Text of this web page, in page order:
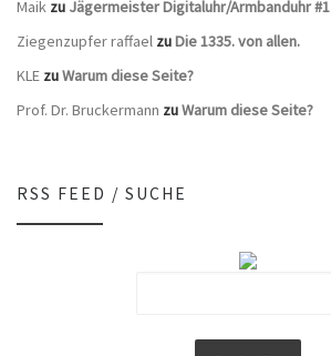
Maik zu Jägermeister Digitaluhr/Armbanduhr #1
Ziegenzupfer raffael zuDie 1335. von allen.
KLE zuWarum diese Seite?
Prof. Dr. Bruckermann zuWarum diese Seite?
RSS FEED / SUCHE